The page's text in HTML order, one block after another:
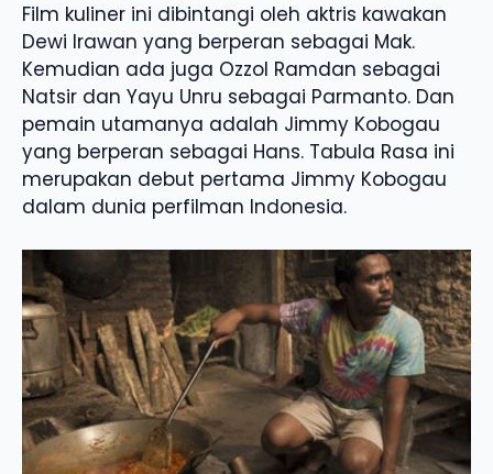
Film kuliner ini dibintangi oleh aktris kawakan
Dewi Irawan yang berperan sebagai Mak.
Kemudian ada juga Ozzol Ramdan sebagai
Natsir dan Yayu Unru sebagai Parmanto. Dan
pemain utamanya adalah Jimmy Kobogau
yang berperan sebagai Hans. Tabula Rasa ini
merupakan debut pertama Jimmy Kobogau
dalam dunia perfilman Indonesia.